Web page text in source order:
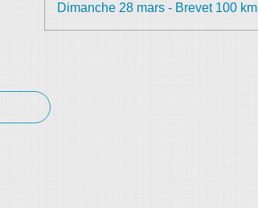
Dimanche 28 mars - Brevet 100 km